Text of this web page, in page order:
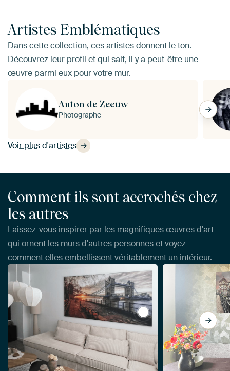
Artistes Emblématiques
Dans cette collection, ces artistes donnent le ton.
Découvrez leur profil et qui sait, il y a peut-être une
œuvre parmi eux pour votre mur.
Voir plus d'artistes
Anton de Zeeuw
Photographe
Comment ils sont accrochés chez
les autres
Laissez-vous inspirer par les magnifiques œuvres d'art
qui ornent les murs d'autres personnes et voyez
comment elles embellissent véritablement un intérieur.
View Tower Bridge à